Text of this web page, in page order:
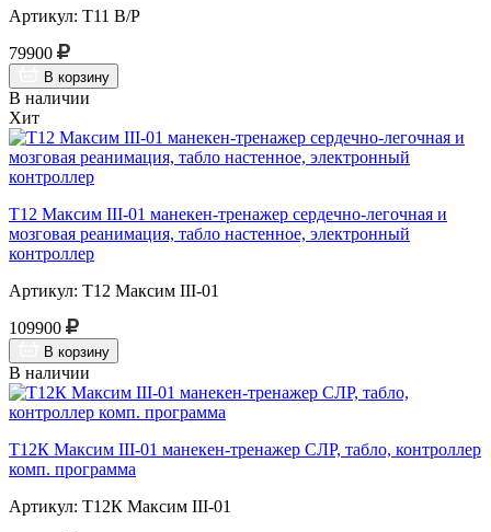
Артикул: Т11 В/Р
79900
В корзину
В наличии
Хит
Т12 Максим III-01 манекен-тренажер сердечно-легочная и
мозговая реанимация, табло настенное, электронный
контроллер
Артикул: Т12 Максим III-01
109900
В корзину
В наличии
Т12К Максим III-01 манекен-тренажер СЛР, табло, контроллер
комп. программа
Артикул: Т12К Максим III-01